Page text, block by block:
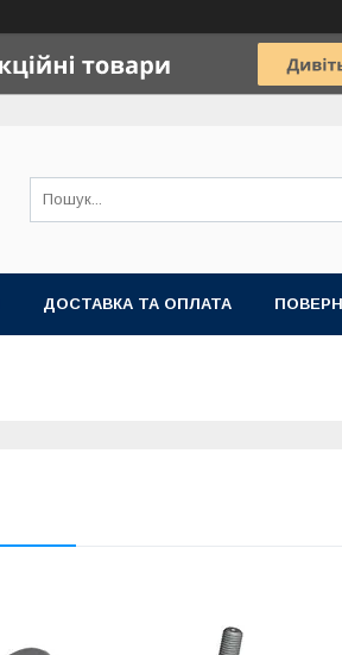
ДОСТАВКА ТА ОПЛАТА